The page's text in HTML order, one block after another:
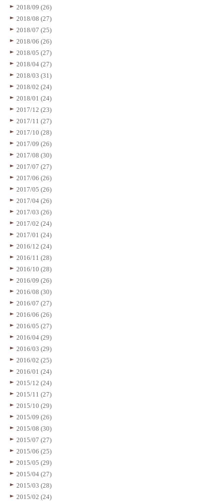
2018/09 (26)
2018/08 (27)
2018/07 (25)
2018/06 (26)
2018/05 (27)
2018/04 (27)
2018/03 (31)
2018/02 (24)
2018/01 (24)
2017/12 (23)
2017/11 (27)
2017/10 (28)
2017/09 (26)
2017/08 (30)
2017/07 (27)
2017/06 (26)
2017/05 (26)
2017/04 (26)
2017/03 (26)
2017/02 (24)
2017/01 (24)
2016/12 (24)
2016/11 (28)
2016/10 (28)
2016/09 (26)
2016/08 (30)
2016/07 (27)
2016/06 (26)
2016/05 (27)
2016/04 (29)
2016/03 (29)
2016/02 (25)
2016/01 (24)
2015/12 (24)
2015/11 (27)
2015/10 (29)
2015/09 (26)
2015/08 (30)
2015/07 (27)
2015/06 (25)
2015/05 (29)
2015/04 (27)
2015/03 (28)
2015/02 (24)